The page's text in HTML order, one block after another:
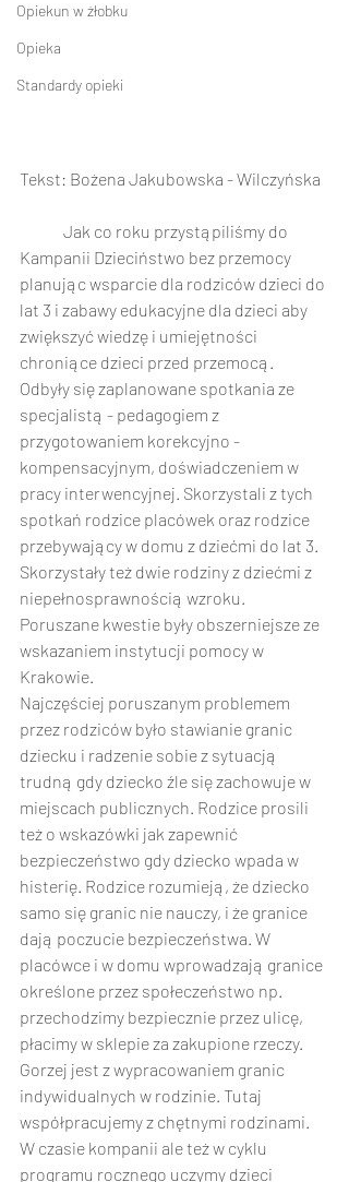
Opiekun w żłobku
Opieka
Standardy opieki
Tekst: Bożena Jakubowska - Wilczyńska
Kampanii Dzieciństwo bez przemocy
planując wsparcie dla rodziców dzieci do
lat 3 i zabawy edukacyjne dla dzieci aby
zwiększyć wiedzę i umiejętności
chroniące dzieci przed przemocą.
Odbyły się zaplanowane spotkania ze
specjalistą - pedagogiem z
przygotowaniem korekcyjno -
kompensacyjnym, doświadczeniem w
pracy interwencyjnej. Skorzystali z tych
spotkań rodzice placówek oraz rodzice
przebywający w domu z dziećmi do lat 3.
Skorzystały też dwie rodziny z dziećmi z
niepełnosprawnością wzroku.
Poruszane kwestie były obszerniejsze ze
wskazaniem instytucji pomocy w
Krakowie.
Najczęściej poruszanym problemem
przez rodziców było stawianie granic
dziecku i radzenie sobie z sytuacją
trudną gdy dziecko źle się zachowuje w
miejscach publicznych. Rodzice prosili
też o wskazówki jak zapewnić
bezpieczeństwo gdy dziecko wpada w
histerię. Rodzice rozumieją, że dziecko
samo się granic nie nauczy, i że granice
dają poczucie bezpieczeństwa. W
placówce i w domu wprowadzają granice
określone przez społeczeństwo np.
przechodzimy bezpiecznie przez ulicę,
płacimy w sklepie za zakupione rzeczy.
Gorzej jest z wypracowaniem granic
indywidualnych w rodzinie. Tutaj
współpracujemy z chętnymi rodzinami.
W czasie kompanii ale też w cyklu
programu rocznego uczymy dzieci